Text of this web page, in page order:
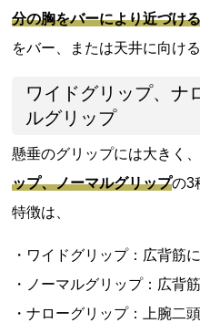
分の胸をバーにより近づけ
をバー、または天井に向け
ワイドグリップ、ナ
ルグリップ
懸垂のグリップには大きく
ップ、ノーマルグリップの3
特徴は、
・ワイドグリップ：広背筋に
・ノーマルグリップ：広背
・ナローグリップ：上腕二